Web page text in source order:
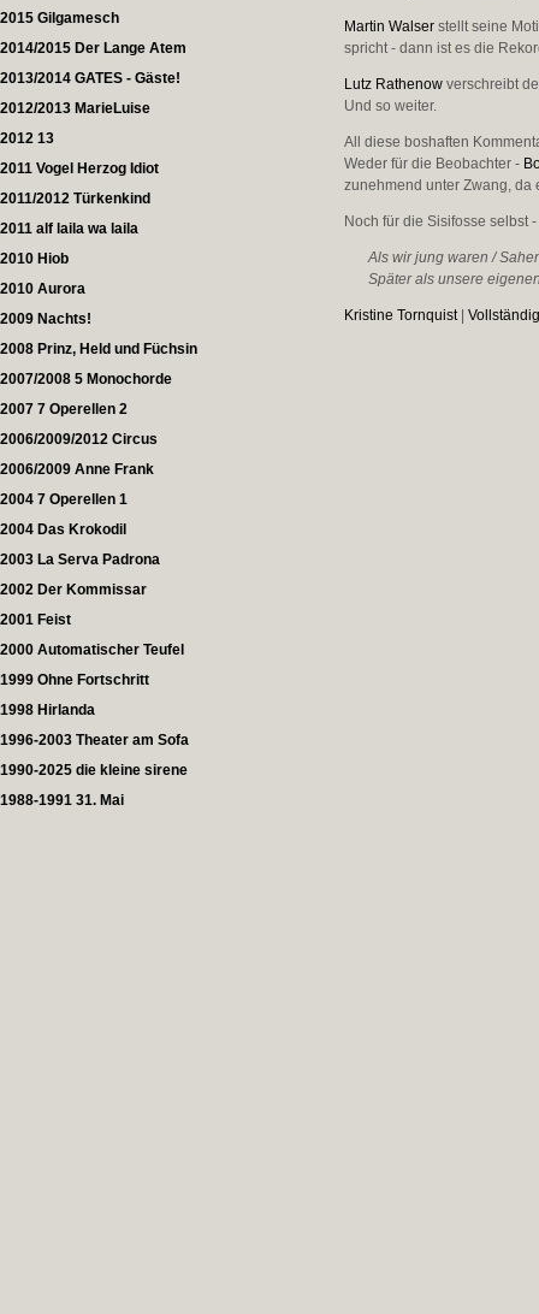
2015 Gilgamesch
2014/2015 Der Lange Atem
2013/2014 GATES - Gäste!
2012/2013 MarieLuise
2012 13
2011 Vogel Herzog Idiot
2011/2012 Türkenkind
2011 alf laila wa laila
2010 Hiob
2010 Aurora
2009 Nachts!
2008 Prinz, Held und Füchsin
2007/2008 5 Monochorde
2007 7 Operellen 2
2006/2009/2012 Circus
2006/2009 Anne Frank
2004 7 Operellen 1
2004 Das Krokodil
2003 La Serva Padrona
2002 Der Kommissar
2001 Feist
2000 Automatischer Teufel
1999 Ohne Fortschritt
1998 Hirlanda
1996-2003 Theater am Sofa
1990-2025 die kleine sirene
1988-1991 31. Mai
Martin Walser stellt seine
spricht - dann ist es die
Lutz Rathenow verschreibt
Und so weiter.
All diese boshaften
Weder für die Beobachter -
zunehmend unter Zwang, da
Noch für die Sisifosse selbst
Als wir jung waren /
Später als unsere
Kristine Tornquist|